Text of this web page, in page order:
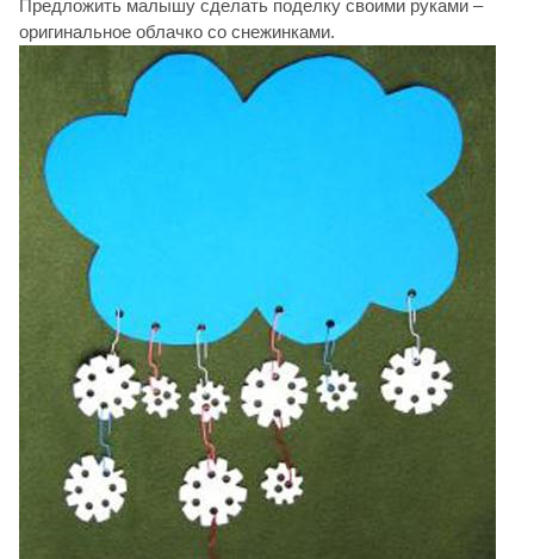
Предложить малышу сделать поделку своими руками –
оригинальное облачко со снежинками.